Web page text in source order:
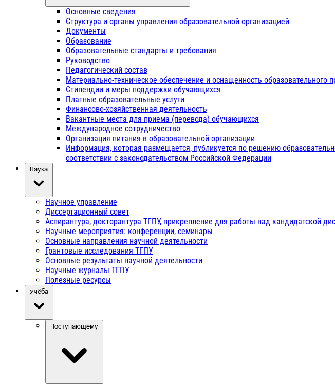
Основные сведения
Структура и органы управления образовательной организацией
Документы
Образование
Образовательные стандарты и требования
Руководство
Педагогический состав
Материально-техническое обеспечение и оснащенность образовательного
Стипендии и меры поддержки обучающихся
Платные образовательные услуги
Финансово-хозяйственная деятельность
Вакантные места для приема (перевода) обучающихся
Международное сотрудничество
Организация питания в образовательной организации
Информация, которая размещается, публикуется по решению
соответствии с законодательством Российской Федерации
Наука
Научное управление
Диссертационный совет
Аспирантура, докторантура ТГПУ, прикрепление для работы над кандидатской
Научные мероприятия: конференции, семинары
Основные направления научной деятельности
Грантовые исследования ТГПУ
Основные результаты научной деятельности
Научные журналы ТГПУ
Полезные ресурсы
Учёба
Поступающему